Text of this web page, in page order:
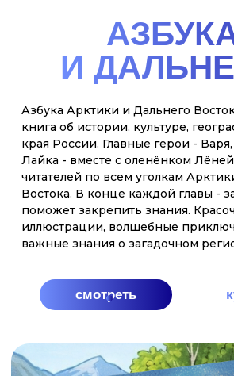
собакой Лайкой, которая умеет не только говорить,
но и пользоваться интернетом и сказочным
северным оленем, Лёней вы отправитесь в
только захватывающие приключения, но и новые
знания — о русском Севере, и героической
истории его покорения, о его невероятной
АРКТИКА